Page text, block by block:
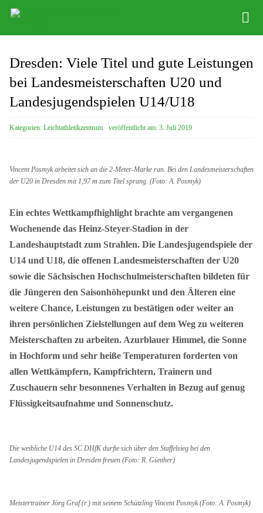
Zum
Leichathletikzentrum
Distance Team
Bob/Skeleton
SC DHfK
Dresden: Viele Titel und gute Leistungen
bei Landesmeisterschaften U20 und
Landesjugendspielen U14/U18
Kategorien: Leichtathletikzentrum veröffentlicht am: 3. Juli 2019
Vincent Posmyk arbeitet sich an die 2-Meter-Marke ran. Bei den Landesmeisterschaften
der U20 in Dresden mit 1,97 m zum Titel sprang. (Foto: A. Posmyk)
Ein echtes Wettkampfhighlight brachte am vergangenen
Wochenende das Heinz-Steyer-Stadion in der
Landeshauptstadt zum Strahlen. Die Landesjugendspiele der
U14 und U18, die offenen Landesmeisterschaften der U20
sowie die Sächsischen Hochschulmeisterschaften bildeten für
die Jüngeren den Saisonhöhepunkt und den Älteren eine
weitere Chance, Leistungen zu bestätigen oder weiter an
ihren persönlichen Zielstellungen auf dem Weg zu weiteren
Meisterschaften zu arbeiten. Azurblauer Himmel, die Sonne
in Hochform und sehr heiße Temperaturen forderten von
allen Wettkämpfern, Kampfrichtern, Trainern und
Zuschauern sehr besonnenes Verhalten in Bezug auf genug
Flüssigkeitsaufnahme und Sonnenschutz.
Die weibliche U14 des SC DHfK durfte sich über den Staffelsieg bei den
Landesjugendspielen in Dresden freuen (Foto: R. Günther)
Meistertrainer Jörg Graf (r.) mit seinem Schützling Vincent Posmyk (Foto: A. Posmyk)